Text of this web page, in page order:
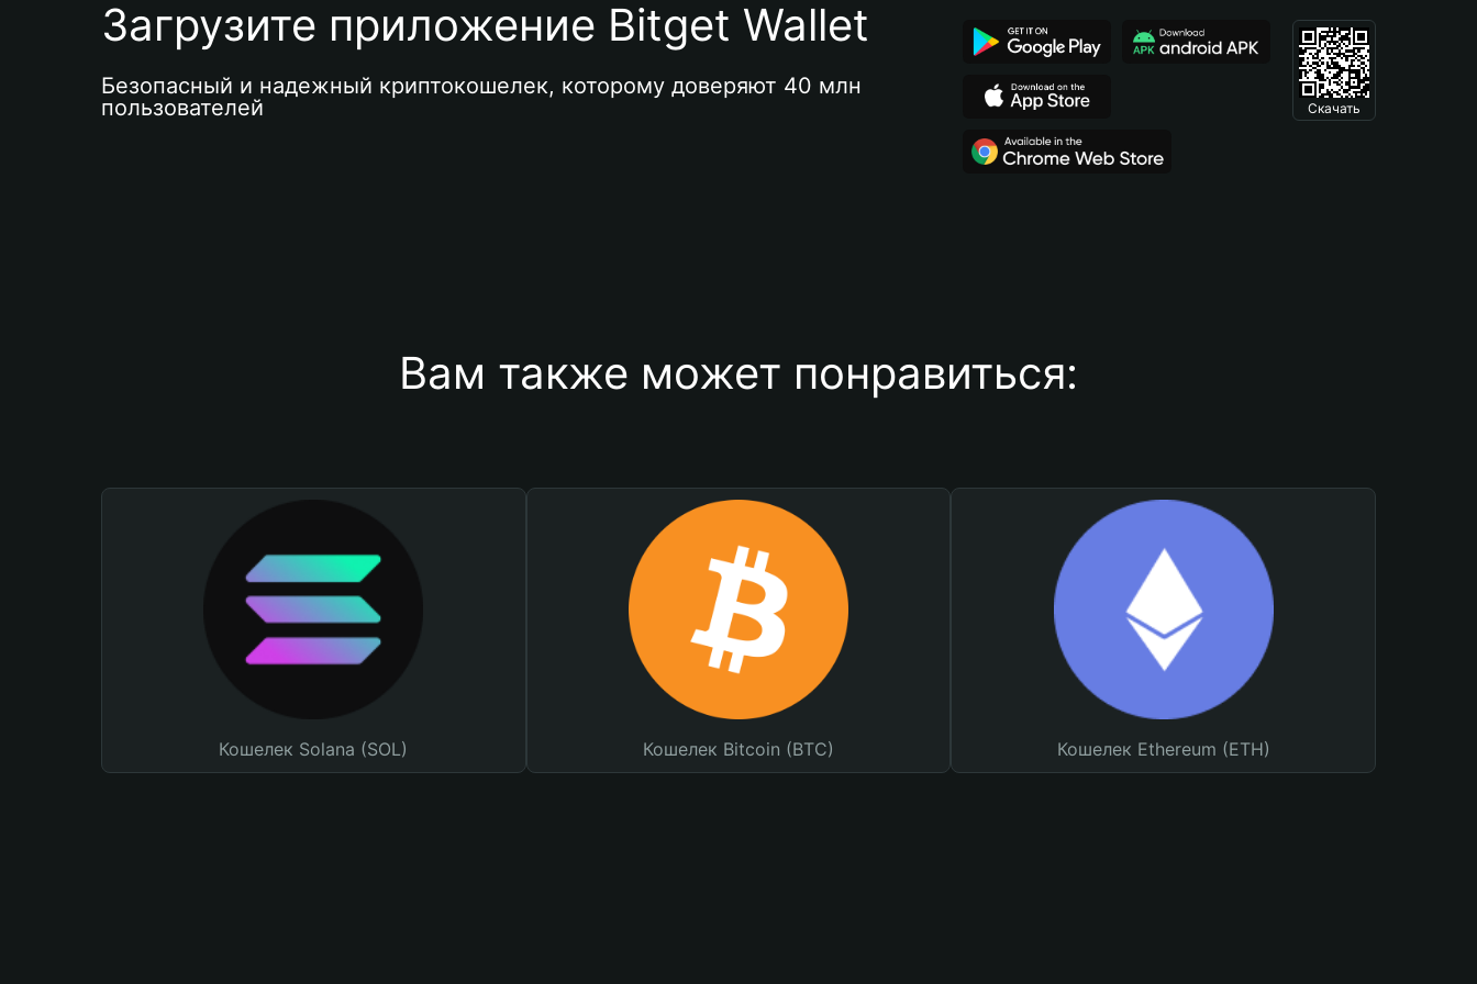
Загрузите приложение Bitget Wallet
Безопасный и надежный криптокошелек, которому доверяют 40 млн
пользователей
Скачать
Вам также может понравиться:
Кошелек Solana (SOL) Кошелек Bitcoin (BTC) Кошелек Ethereum (ETH)